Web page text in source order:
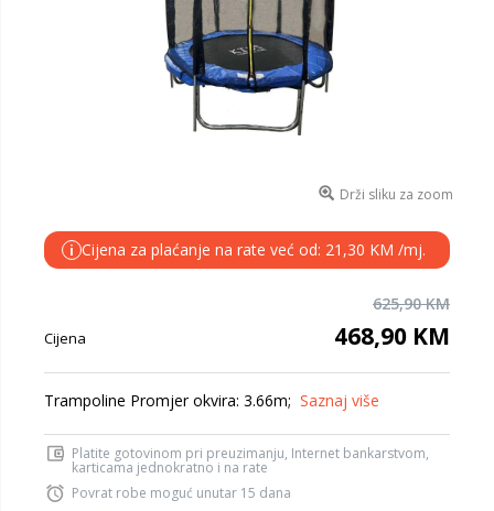
Drži sliku za zoom
i Cijena za plaćanje na rate već od: 21,30 KM /mj.
625,90 KM
Cijena 468,90 KM
Trampoline Promjer okvira: 3.66m; Saznaj više
Platite gotovinom pri preuzimanju, Internet bankarstvom,
karticama jednokratno i na rate
Povrat robe moguć unutar 15 dana